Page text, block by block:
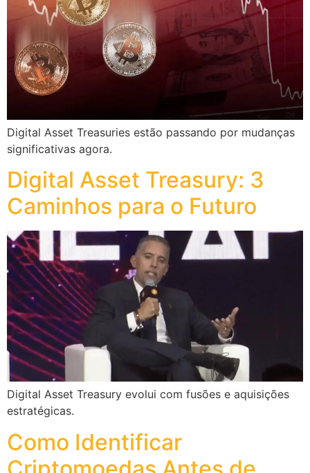
Digital Asset Treasuries estão passando por mudanças
significativas agora.
Digital Asset Treasury: 3
Caminhos para o Futuro
Digital Asset Treasury evolui com fusões e aquisições
estratégicas.
Como Identificar